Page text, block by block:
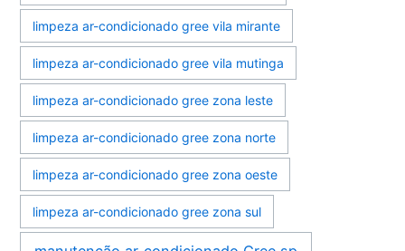
limpeza ar-condicionado gree vila mirante
limpeza ar-condicionado gree vila mutinga
limpeza ar-condicionado gree zona leste
limpeza ar-condicionado gree zona norte
limpeza ar-condicionado gree zona oeste
limpeza ar-condicionado gree zona sul